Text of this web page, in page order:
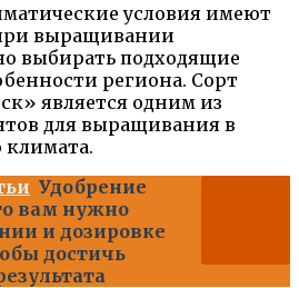
условия имеют
выращивании
выбирать подходящие
региона. Сорт
является одним из
для выращивания в
климата.
Удобрение
вам нужно
и дозировке
достичь